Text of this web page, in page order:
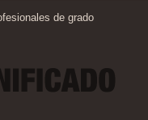
de grado